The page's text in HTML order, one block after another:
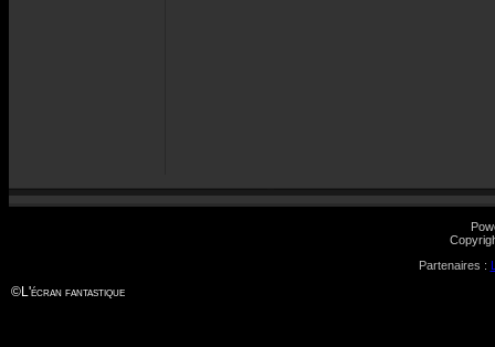
Partenaires :
©L'écran fantastique